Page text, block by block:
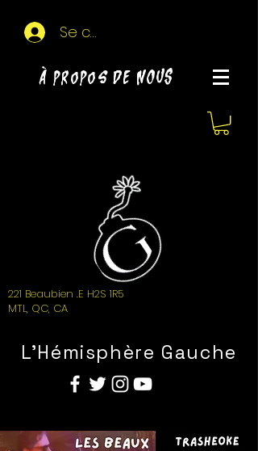
Se connecter
À propos de NOUS
221 Beaubien .E H2S 1R5
MTL, QC, CA
L'Hémisphère Gauche